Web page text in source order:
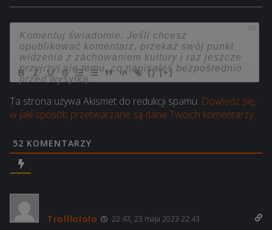
750
{} [+]
Ta strona używa Akismet do redukcji spamu. Dowiedz się,
w jaki sposób przetwarzane są dane Twoich komentarzy.
52 KOMENTARZY
Trolllololo 22:43, 23 maja 2023 22:43